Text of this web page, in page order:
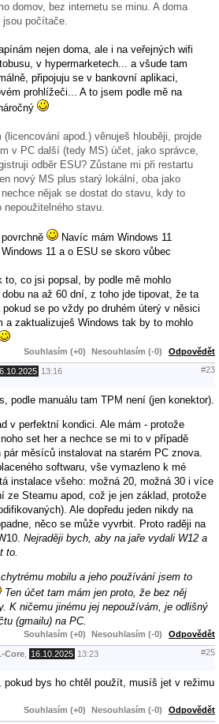
domov, bez internetu se minu. A doma
jsou počítače.
nejen doma, ale i na veřejných wifi
v hypermarketech... a všude tam
připojuju se v bankovní aplikaci,
prohlížeči... A to jsem podle mě na
apod.) věnuješ hlouběji, projde
v PC další (tedy MS) účet, jako správce,
odběr ESU? Zůstane mi při restartu
nový MS plus starý lokální, oba jako
nějak se dostat do stavu, kdy to
nepoužitelného stavu.
Navíc mám Windows 11
11 a o ESU se skoro vůbec
co jsi popsal, by podle mě mohlo
na až 60 dní, z toho jde tipovat, že ta
se po vždy po druhém úterý v něsici
a zaktualizuješ Windows tak by to mohlo
Souhlasím (+0) Nesouhlasím (-0) Odpovědět
13:16 #23
podle manuálu tam TPM není (jen konektor).
v perfektní kondici. Ale mám - protože
set her a nechce se mi to v případě
měsíců instalovat na starém PC znova.
softwaru, vše vymazleno k mé
instalace všeho: možná 20, možná 30 i více
ze Steamu apod, což je jen základ, protože
Ale dopředu jeden nikdy na
něco se může vyvrbit. Proto raději na
Nejraději bych, aby na jaře vydali W12 a
to.
mobilu a jeho používání jsem to
Ten účet tam mám jen proto, že bez něj
K ničemu jinému jej nepoužívám, je odlišný
(gmailu) na PC.
Souhlasím (+0) Nesouhlasím (-0) Odpovědět
Core 16.10.2025 13:23 #25
pokud bys ho chtěl použít, musíš jet v režimu
Souhlasím (+0) Nesouhlasím (-0)
Odpovědět